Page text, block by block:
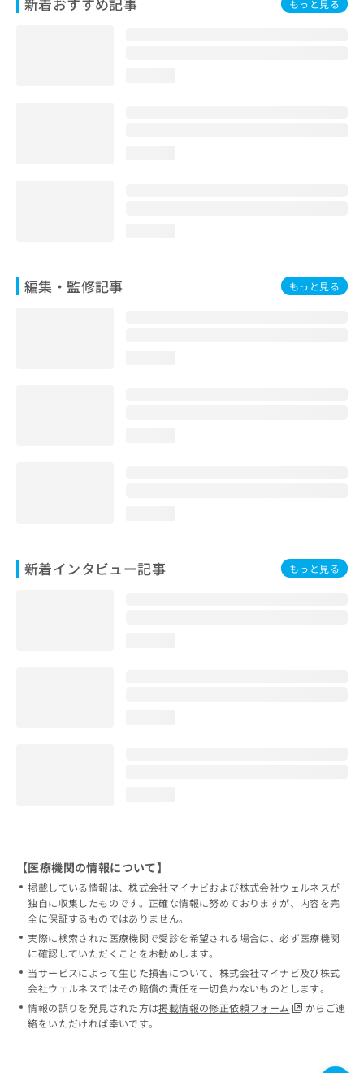
もっと見る
編集・監修記事 もっと見る
新着インタビュー記事 もっと見る
お
【医療機関の情報について】
掲載している情報は、株式会社マイナビおよび株式会社ウェルネスが
独自に収集したものです。正確な情報に努めておりますが、内容を完
全に保証するものではありません。
実際に検索された医療機関で受診を希望される場合は、必ず医療機関
に確認していただくことをお勧めします。
当サービスによって生じた損害について、株式会社マイナビ及び株式
会社ウェルネスではその賠償の責任を一切負わないものとします。
情報の誤りを発見された方は掲載情報の修正依頼フォーム
からご連
絡をいただければ幸いです。